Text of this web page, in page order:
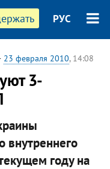
РУС
23 февраля 2010, 14:08
3-
внутреннего
году на